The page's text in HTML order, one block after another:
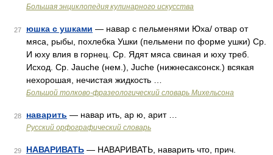
Большая энциклопедия кулинарного искусства
27 юшка с ушками — навар с пельменями Юха/ отвар от
мяса, рыбы, похлебка Ушки (пельмени по форме ушки) Ср.
И юху влия в горнец. Ср. Ядят мяса свиная и юху треб.
Исход. Ср. Jauche (нем.), Juche (нижнесаксонск.) всякая
нехорошая, нечистая жидкость …
Большой толково-фразеологический словарь Михельсона
28 наварить — навар ить, ар ю, арит …
Русский орфографический словарь
29 НАВАРИВАТЬ — НАВАРИВАТЬ, наварить что, прич.